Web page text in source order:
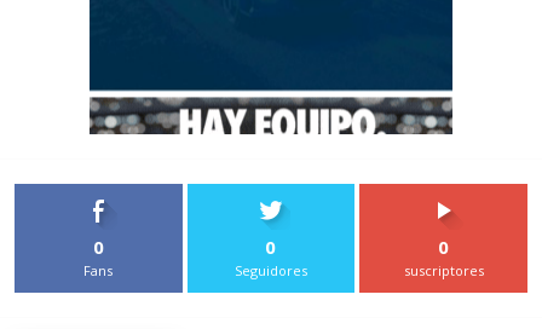
0
Fans
0
Seguidores
0
suscriptores